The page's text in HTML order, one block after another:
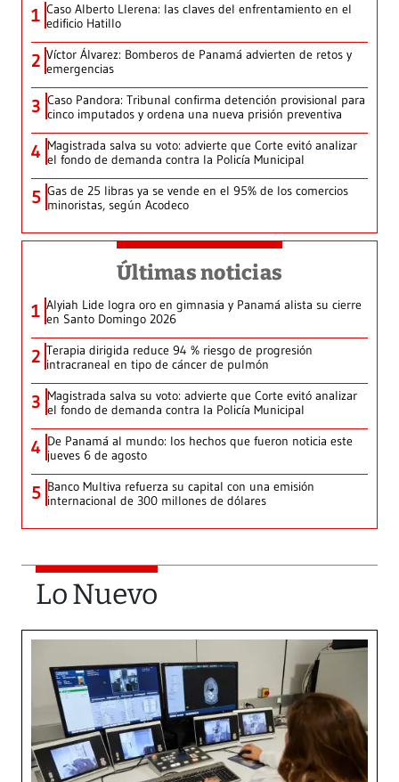
1 Caso Alberto Llerena: las claves del enfrentamiento en el
edificio Hatillo
2 Víctor Álvarez: Bomberos de Panamá advierten de retos y
emergencias
3 Caso Pandora: Tribunal confirma detención provisional para
cinco imputados y ordena una nueva prisión preventiva
4 Magistrada salva su voto: advierte que Corte evitó analizar
el fondo de demanda contra la Policía Municipal
5 Gas de 25 libras ya se vende en el 95% de los comercios
minoristas, según Acodeco
Últimas noticias
1 Alyiah Lide logra oro en gimnasia y Panamá alista su cierre
en Santo Domingo 2026
2 Terapia dirigida reduce 94 % riesgo de progresión
intracraneal en tipo de cáncer de pulmón
3 Magistrada salva su voto: advierte que Corte evitó analizar
el fondo de demanda contra la Policía Municipal
4 De Panamá al mundo: los hechos que fueron noticia este
jueves 6 de agosto
5 Banco Multiva refuerza su capital con una emisión
internacional de 300 millones de dólares
Lo Nuevo